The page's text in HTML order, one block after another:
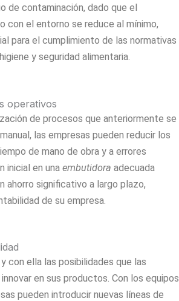
de contaminación, dado que el
el entorno se reduce al mínimo,
para el cumplimiento de las normativas
y seguridad alimentaria.
operativos
de procesos que anteriormente se
las empresas pueden reducir los
de mano de obra y a errores
inicial en una embutidora adecuada
ahorro significativo a largo plazo,
de su empresa.
con ella las posibilidades que las
en sus productos. Con los equipos
pueden introducir nuevas líneas de